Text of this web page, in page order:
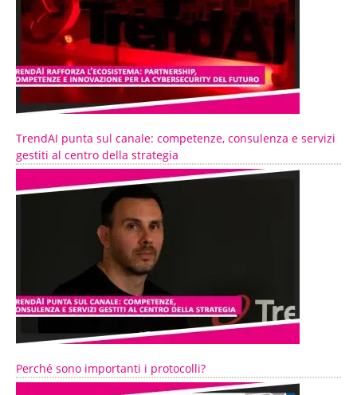
TrendAI punta sul canale: competenze, consulenza e servizi
gestiti al centro della strategia
Perché sono importanti i protocolli?